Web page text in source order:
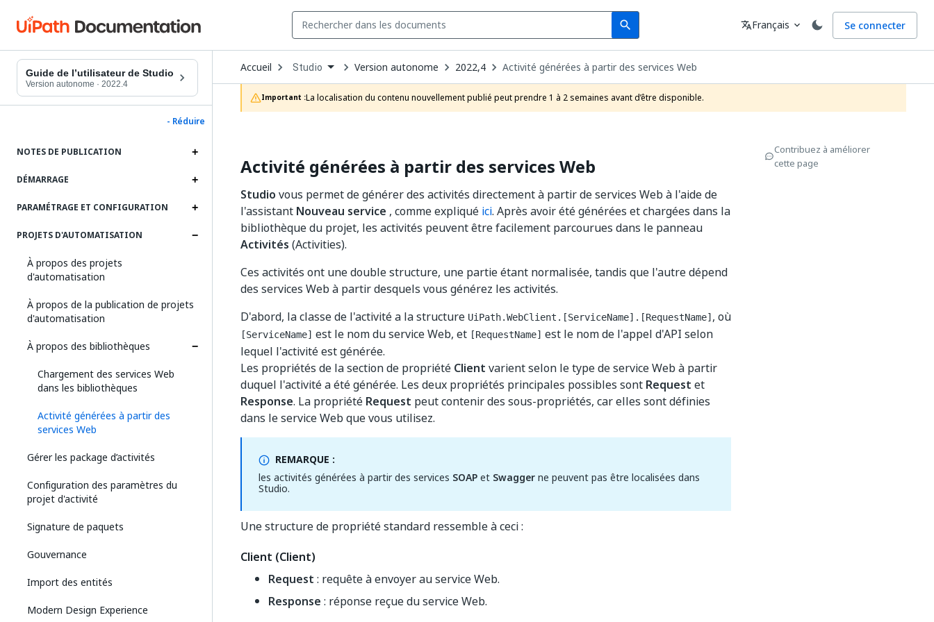
search
Search Langue
translateFrançais expand_more Se connecter
Guide de l’utilisateur de Studio
Version autonome · 2022.4
- Réduire
NOTES DE PUBLICATION
DÉMARRAGE
PARAMÉTRAGE ET CONFIGURATION
PROJETS D'AUTOMATISATION
À propos des projets
d'automatisation
À propos de la publication de projets
d'automatisation
À propos des bibliothèques
Chargement des services Web
dans les bibliothèques
Activité générées à partir des
services Web
Gérer les package d’activités
Configuration des paramètres du
projet d'activité
Signature de paquets
Gouvernance
Import des entités
Modern Design Experience
Accueil Open
Dropdown
to
choose
product
Studio Version autonome 2022,4 Activité générées à partir des services Web
Important :La localisation du contenu nouvellement publié peut prendre 1 à 2 semaines avant d’être disponible.
Activité générées à partir des services Web
Studio vous permet de générer des activités directement à partir de services Web à l'aide de
l'assistant Nouveau service , comme expliqué ici. Après avoir été générées et chargées dans la
bibliothèque du projet, les activités peuvent être facilement parcourues dans le panneau
Activités (Activities).
Ces activités ont une double structure, une partie étant normalisée, tandis que l'autre dépend
des services Web à partir desquels vous générez les activités.
D'abord, la classe de l'activité a la structure UiPath.WebClient.[ServiceName].[RequestName] , où
[ServiceName] est le nom du service Web, et [RequestName] est le nom de l'appel d'API selon
lequel l'activité est générée.
Les propriétés de la section de propriété Client varient selon le type de service Web à partir
duquel l'activité a été générée. Les deux propriétés principales possibles sont Request et
Response. La propriété Request peut contenir des sous-propriétés, car elles sont définies
dans le service Web que vous utilisez.
REMARQUE :
les activités générées à partir des services SOAPet Swaggerne peuvent pas être localisées dans
Studio.
Une structure de propriété standard ressemble à ceci :
Client (Client)
Request : requête à envoyer au service Web.
Response : réponse reçue du service Web.
Contribuez à améliorer
cette page